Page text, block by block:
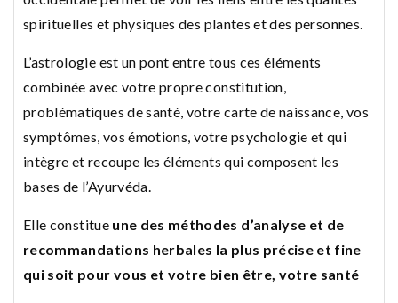
spirituelles et physiques des plantes et des personnes.
L’astrologie est un pont entre tous ces éléments
combinée avec votre propre constitution,
problématiques de santé, votre carte de naissance, vos
symptômes, vos émotions, votre psychologie et qui
intègre et recoupe les éléments qui composent les
bases de l’Ayurvéda.
Elle constitue une des méthodes d’analyse et de
recommandations herbales la plus précise et fine
qui soit pour vous et votre bien être, votre santé